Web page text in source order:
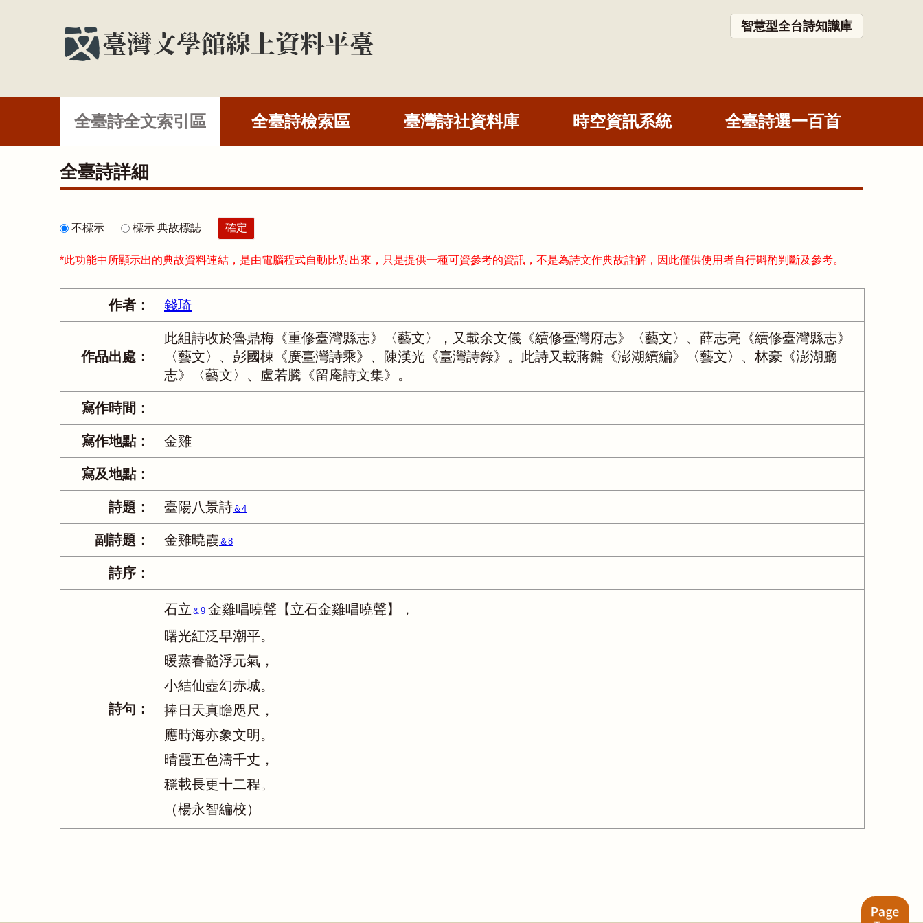
智慧型全台詩知識庫
全臺詩全文索引區 全臺詩檢索區 臺灣詩社資料庫 時空資訊系統 全臺詩選一百首
全臺詩詳細
不標示 標示 典故標誌
*此功能中所顯示出的典故資料連結，是由電腦程式自動比對出來，只是提供一種可資參考的資訊，不是為詩文作典故註解，因此僅供使用者自行斟酌判斷及參考。
作者： 錢琦
作品出處：
此組詩收於魯鼎梅《重修臺灣縣志》〈藝文〉，又載余文儀《續修臺灣府志》〈藝文〉、薛志亮《續修臺灣縣志》
〈藝文〉、彭國棟《廣臺灣詩乘》、陳漢光《臺灣詩錄》。此詩又載蔣鏞《澎湖續編》〈藝文〉、林豪《澎湖廳
志》〈藝文〉、盧若騰《留庵詩文集》。
寫作時間：
寫作地點： 金雞
寫及地點：
詩題： 臺陽八景詩＆4
副詩題： 金雞曉霞 ＆8
詩序：
詩句：
石立 ＆9 金雞唱曉聲【立石金雞唱曉聲】，
曙光紅泛早潮平。
暖蒸春髓浮元氣，
小結仙壺幻赤城。
捧日天真瞻咫尺，
應時海亦象文明。
晴霞五色濤千丈，
穩載長更十二程。
（楊永智編校）